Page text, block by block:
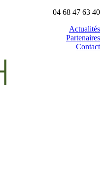
04 68 47 63 40
Actualités
Partenaires
Contact